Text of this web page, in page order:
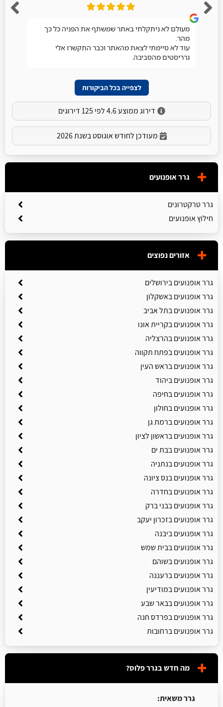
מעולם לא ניתקלתי באתר שמשתף את הפניה כל כך
מהר.
עוד לא סיימתי לצאת מהאתר וכבר התקשרו אלי
גרריסטים מהסביבה.
לצפייה בכל הביקורות
דירוג ממוצע 4.6 לפי 125 דירוגים
מעודכן לחודש אוגוסט בשנת 2026
גרר אופנועים
גרר טרקטרונים
חילוץ אופנועים
אזורים נפוצים
גרר אופנועים בירושלים
גרר אופנועים באשקלון
גרר אופנועים בתל אביב
גרר אופנועים בקריית אונו
גרר אופנועים בהרצליה
גרר אופנועים בפתח תקווה
גרר אופנועים בראש העין
גרר אופנועים ביהוד
גרר אופנועים בחיפה
גרר אופנועים בחולון
גרר אופנועים ברמת גן
גרר אופנועים בראשון לציון
גרר אופנועים בבת ים
גרר אופנועים בנתניה
גרר אופנועים בנס ציונה
גרר אופנועים בחדרה
גרר אופנועים בבני ברק
גרר אופנועים בזכרון יעקב
גרר אופנועים ביבנה
גרר אופנועים בבית שמש
גרר אופנועים בשוהם
גרר אופנועים ברעננה
גרר אופנועים במודיעין
גרר אופנועים בבאר שבע
גרר אופנועים בפרדס חנה
גרר אופנועים ברחובות
מה חדש בגרר פלוס?
גרר משאית: